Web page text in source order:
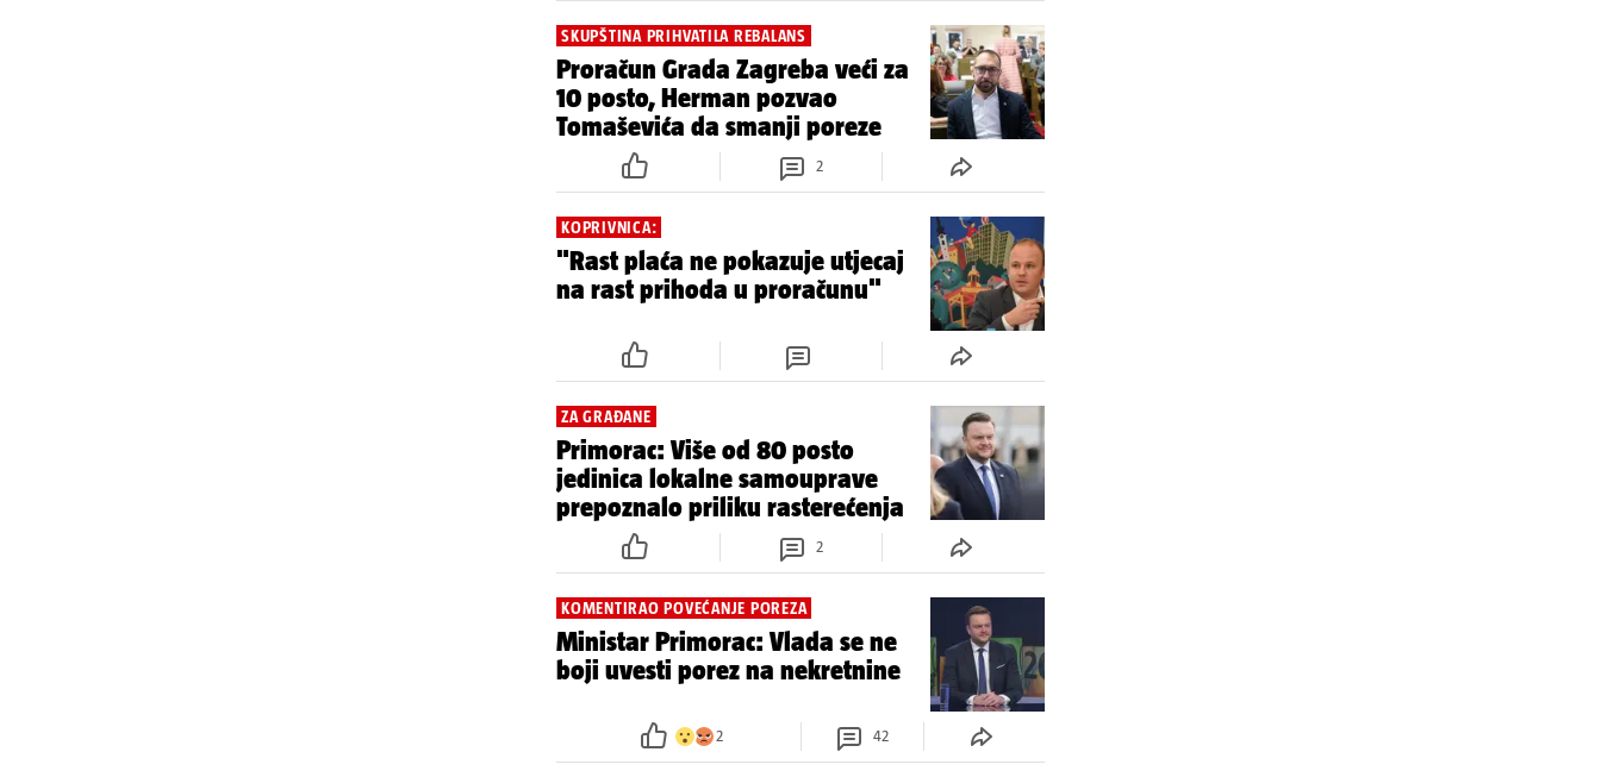
SKUPŠTINA PRIHVATILA REBALANS
Proračun Grada Zagreba veći za
10 posto, Herman pozvao
Tomaševića da smanji poreze
2
KOPRIVNICA:
"Rast plaća ne pokazuje utjecaj
na rast prihoda u proračunu"
ZA GRAĐANE
Primorac: Više od 80 posto
jedinica lokalne samouprave
prepoznalo priliku rasterećenja
2
KOMENTIRAO POVEĆANJE POREZA
Ministar Primorac: Vlada se ne
boji uvesti porez na nekretnine
2 42